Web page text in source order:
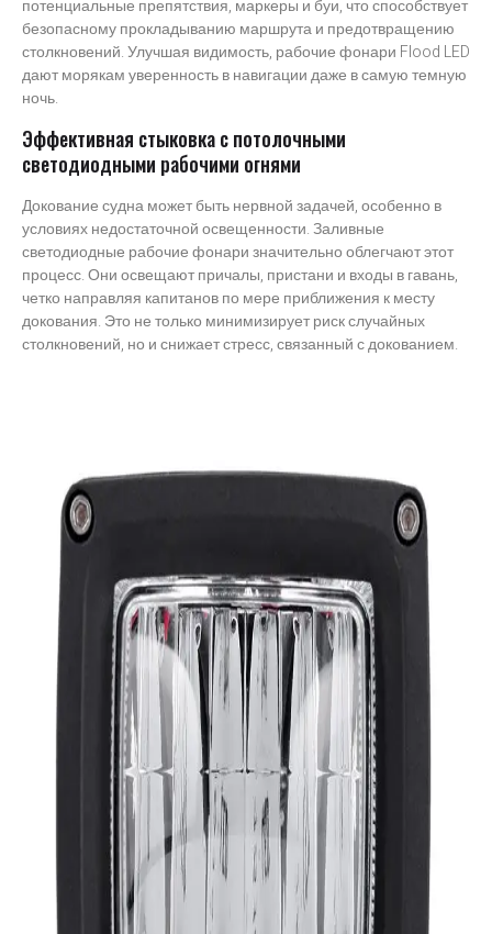
потенциальные препятствия, маркеры и буи, что способствует
безопасному прокладыванию маршрута и предотвращению
столкновений. Улучшая видимость, рабочие фонари Flood LED
дают морякам уверенность в навигации даже в самую темную
ночь.
Эффективная стыковка с потолочными
светодиодными рабочими огнями
Докование судна может быть нервной задачей, особенно в
условиях недостаточной освещенности. Заливные
светодиодные рабочие фонари значительно облегчают этот
процесс. Они освещают причалы, пристани и входы в гавань,
четко направляя капитанов по мере приближения к месту
докования. Это не только минимизирует риск случайных
столкновений, но и снижает стресс, связанный с докованием.